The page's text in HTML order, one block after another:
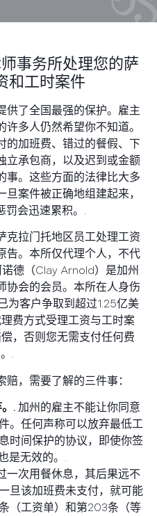
事务所处理您的萨
和工时案件
供了全国最强的保护。雇主
多人仍然希望你不知道。
的加班费、错过的餐假、下
立承包商，以及迟到或金额
事。这些方面的法律比大多
案件被正确地组建起来，
罚会迅速累积。.
克拉门托地区员工处理工资
告。本所仅代理个人，不代
德（Clay Arnold）是加州
协会的会员。本所在人身伤
为客户争取到超过1.25亿美
费方式受理工资与工时案
，否则您无需支付任何费
.
，需要了解的三件事：
.加州的雇主不能让你同意
。任何声称可以放弃最低工
时间保护的协议，即使你签
是无效的。.
一次用餐休息，其后果远不
旦该加班费未支付，就可能
（工资单）和第203条（等